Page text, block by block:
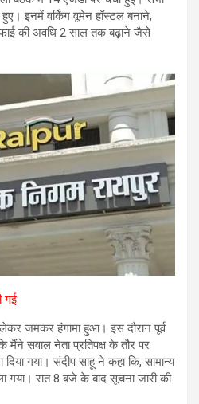
इनमें वर्किंग वूमेन हॉस्टल बनाने,
की अवधि 2 साल तक बढ़ाने जैसे
गई
जमकर हंगामा हुआ। इस दौरान पूर्व
मैंने सवाल नेता प्रतिपक्ष के तौर पर
गया। संदीप साहू ने कहा कि, सामान्य
रात 8 बजे के बाद सूचना जारी की